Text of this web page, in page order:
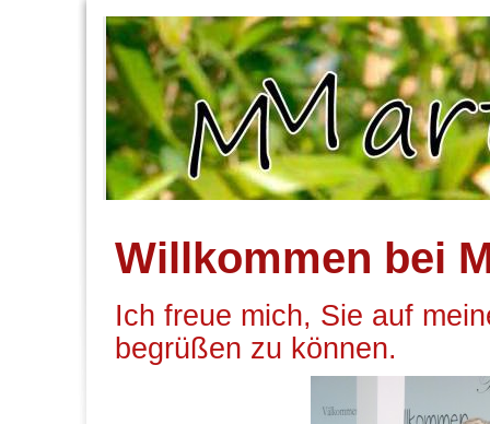
Willkommen bei
Ich freue mich, Sie auf
begrüßen zu können.